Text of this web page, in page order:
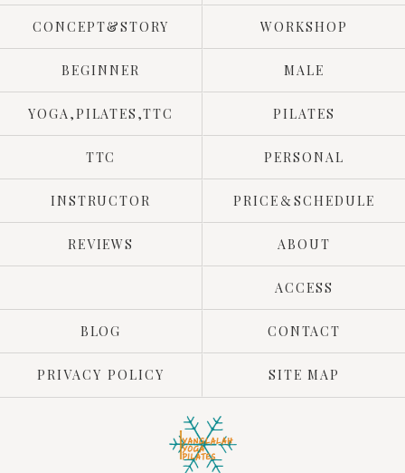
CONCEPT&STORY WORKSHOP
BEGINNER MALE
YOGA,PILATES,TTC PILATES
TTC PERSONAL
INSTRUCTOR PRICE＆SCHEDULE
REVIEWS ABOUT
ACCESS
BLOG CONTACT
PRIVACY POLICY SITE MAP